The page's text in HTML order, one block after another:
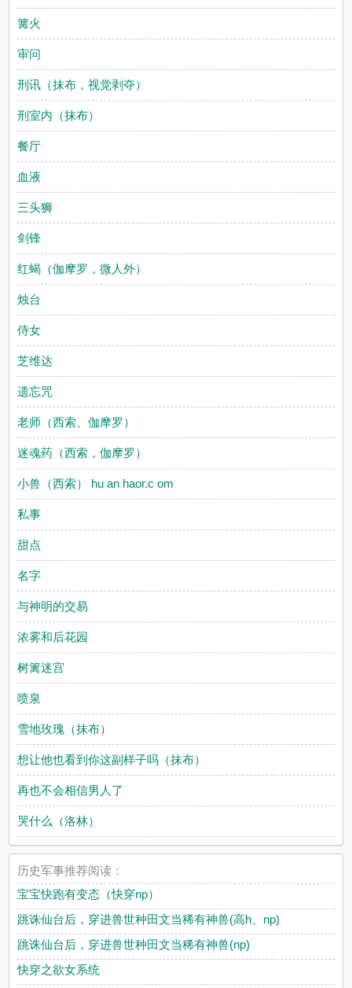
篝火
审问
刑讯（抹布，视觉剥夺）
刑室内（抹布）
餐厅
血液
三头狮
剑锋
红蝎（伽摩罗，微人外）
烛台
侍女
芝维达
遗忘咒
老师（西索、伽摩罗）
迷魂药（西索，伽摩罗）
小兽（西索） hu an haor.c om
私事
甜点
名字
与神明的交易
浓雾和后花园
树篱迷宫
喷泉
雪地玫瑰（抹布）
想让他也看到你这副样子吗（抹布）
再也不会相信男人了
哭什么（洛林）
历史军事推荐阅读：
宝宝快跑有变态（快穿np）
跳诛仙台后，穿进兽世种田文当稀有神兽(高h、np)
跳诛仙台后，穿进兽世种田文当稀有神兽(np)
快穿之欲女系统